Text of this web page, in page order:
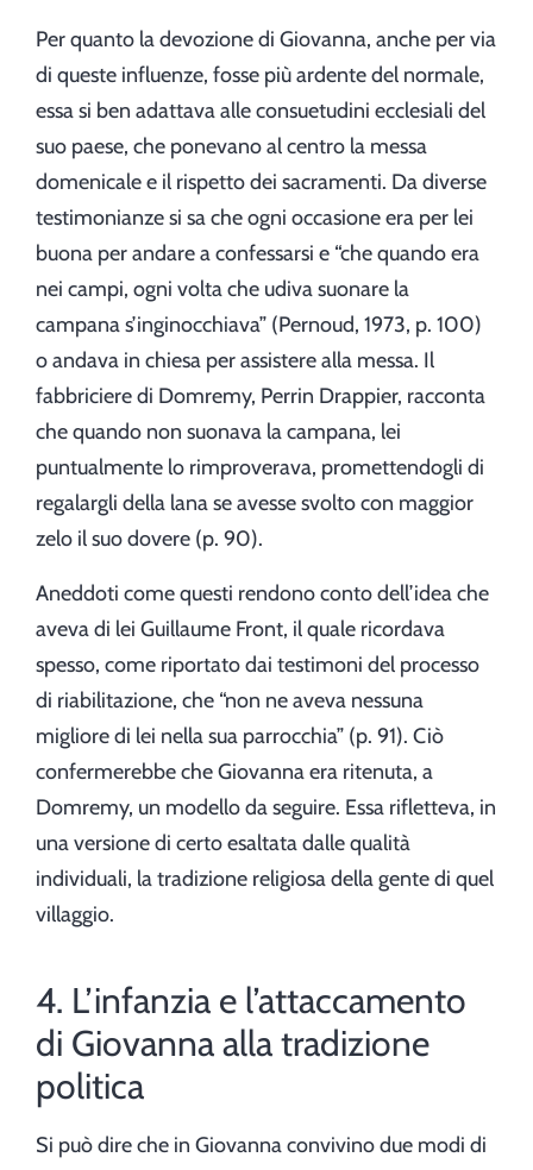
Per quanto la devozione di Giovanna, anche per via
di queste influenze, fosse più ardente del normale,
essa si ben adattava alle consuetudini ecclesiali del
suo paese, che ponevano al centro la messa
domenicale e il rispetto dei sacramenti. Da diverse
testimonianze si sa che ogni occasione era per lei
buona per andare a confessarsi e “che quando era
nei campi, ogni volta che udiva suonare la
campana s’inginocchiava” (Pernoud, 1973, p. 100)
o andava in chiesa per assistere alla messa. Il
fabbriciere di Domremy, Perrin Drappier, racconta
che quando non suonava la campana, lei
puntualmente lo rimproverava, promettendogli di
regalargli della lana se avesse svolto con maggior
zelo il suo dovere (p. 90).
Aneddoti come questi rendono conto dell’idea che
aveva di lei Guillaume Front, il quale ricordava
spesso, come riportato dai testimoni del processo
di riabilitazione, che “non ne aveva nessuna
migliore di lei nella sua parrocchia” (p. 91). Ciò
confermerebbe che Giovanna era ritenuta, a
Domremy, un modello da seguire. Essa rifletteva, in
una versione di certo esaltata dalle qualità
individuali, la tradizione religiosa della gente di quel
villaggio.
4. L’infanzia e l’attaccamento
di Giovanna alla tradizione
politica
Si può dire che in Giovanna convivino due modi di